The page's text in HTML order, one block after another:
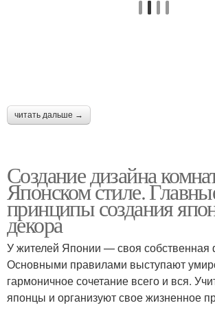
читать дальше →
Создание дизайна
Японском стиле.
принципы создания
декора
У жителей Японии — своя
Основными правилами выступают
гармоничное сочетание всего и вся.
японцы и организуют свое жизненное